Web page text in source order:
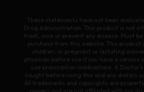
These statements have not been
Drug Administration. This product is not
treat, cure or prevent any disease. Must
purchase from this website. This product
children, or pregnant or lactating
physician before use if you have a serious
use prescription medications. A
sought before using this and any dietary
All trademarks and copyrights are